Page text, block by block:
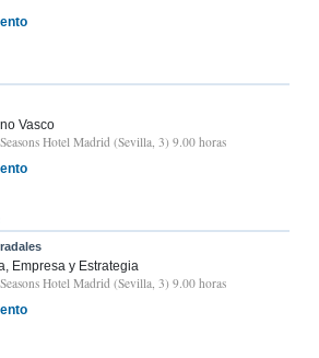
Vasco
Hotel Madrid (Sevilla, 3) 9.00 horas
Empresa y Estrategia
Hotel Madrid (Sevilla, 3) 9.00 horas